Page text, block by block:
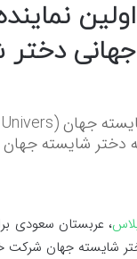
دختر شایسته
، عربستان سعودی
شایسته جهان شرکت